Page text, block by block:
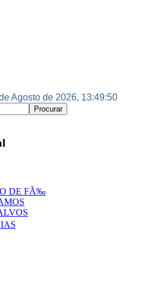
Agosto de 2026, 13:49:50
DE FÃ‰